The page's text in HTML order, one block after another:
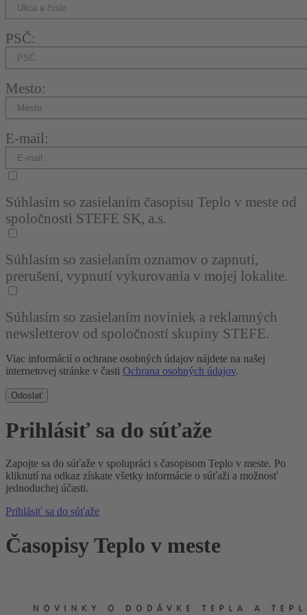
PSČ:
Mesto:
E-mail:
Súhlasím so zasielaním časopisu Teplo v meste od
spoločnosti STEFE SK, a.s.
Súhlasím so zasielaním oznamov o zapnutí,
prerušení, vypnutí vykurovania v mojej lokalite.
Súhlasím so zasielaním noviniek a reklamných
newsletterov od spoločností skupiny STEFE.
Viac informácií o ochrane osobných údajov nájdete na našej
internetovej stránke v časti Ochrana osobných údajov.
Odoslať
Prihlásiť sa do súťaže
Zapojte sa do súťaže v spolupráci s časopisom Teplo v meste. Po
kliknutí na odkaz získate všetky informácie o súťaži a možnosť
jednoduchej účasti.
Prihlásiť sa do súťaže
Časopisy Teplo v meste